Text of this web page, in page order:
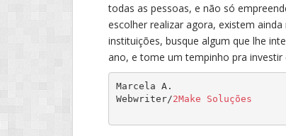
todas as pessoas, e não só
escolher realizar agora, existem
instituições, busque algum que lhe
ano, e tome um tempinho pra
Marcela A.
Webwriter/2Make Soluções